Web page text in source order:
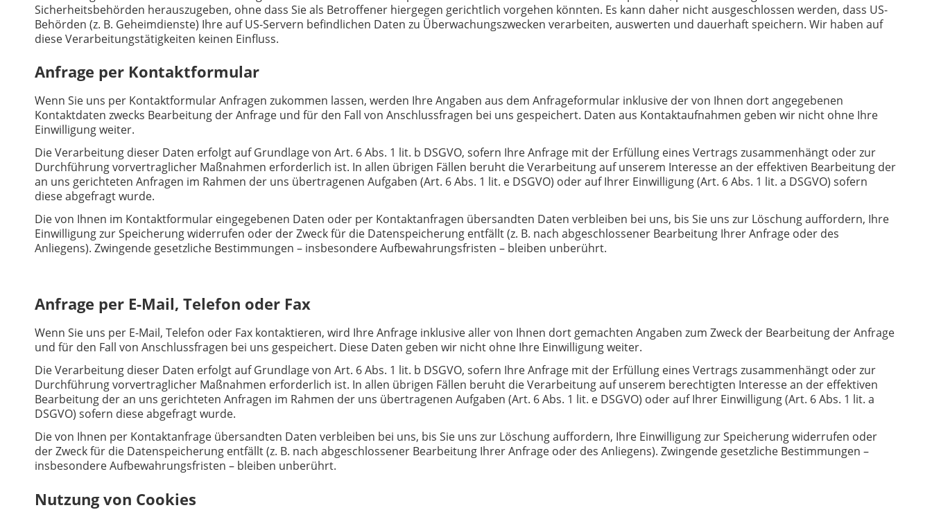
Sicherheitsbehörden herauszugeben, ohne dass Sie als Betroffener hiergegen gerichtlich vorgehen könnten. Es kann daher nicht ausgeschlossen werden, dass US-
Behörden (z. B. Geheimdienste) Ihre auf US-Servern befindlichen Daten zu Überwachungszwecken verarbeiten, auswerten und dauerhaft speichern. Wir haben auf
diese Verarbeitungstätigkeiten keinen Einfluss.
Anfrage per Kontaktformular
Wenn Sie uns per Kontaktformular Anfragen zukommen lassen, werden Ihre Angaben aus dem Anfrageformular inklusive der von Ihnen dort angegebenen
Kontaktdaten zwecks Bearbeitung der Anfrage und für den Fall von Anschlussfragen bei uns gespeichert. Daten aus Kontaktaufnahmen geben wir nicht ohne Ihre
Einwilligung weiter.
Die Verarbeitung dieser Daten erfolgt auf Grundlage von Art. 6 Abs. 1 lit. b DSGVO, sofern Ihre Anfrage mit der Erfüllung eines Vertrags zusammenhängt oder zur
Durchführung vorvertraglicher Maßnahmen erforderlich ist. In allen übrigen Fällen beruht die Verarbeitung auf unserem Interesse an der effektiven Bearbeitung der
an uns gerichteten Anfragen im Rahmen der uns übertragenen Aufgaben (Art. 6 Abs. 1 lit. e DSGVO) oder auf Ihrer Einwilligung (Art. 6 Abs. 1 lit. a DSGVO) sofern
diese abgefragt wurde.
Die von Ihnen im Kontaktformular eingegebenen Daten oder per Kontaktanfragen übersandten Daten verbleiben bei uns, bis Sie uns zur Löschung auffordern, Ihre
Einwilligung zur Speicherung widerrufen oder der Zweck für die Datenspeicherung entfällt (z. B. nach abgeschlossener Bearbeitung Ihrer Anfrage oder des
Anliegens). Zwingende gesetzliche Bestimmungen – insbesondere Aufbewahrungsfristen – bleiben unberührt.
Anfrage per E-Mail, Telefon oder Fax
Wenn Sie uns per E-Mail, Telefon oder Fax kontaktieren, wird Ihre Anfrage inklusive aller von Ihnen dort gemachten Angaben zum Zweck der Bearbeitung der Anfrage
und für den Fall von Anschlussfragen bei uns gespeichert. Diese Daten geben wir nicht ohne Ihre Einwilligung weiter.
Die Verarbeitung dieser Daten erfolgt auf Grundlage von Art. 6 Abs. 1 lit. b DSGVO, sofern Ihre Anfrage mit der Erfüllung eines Vertrags zusammenhängt oder zur
Durchführung vorvertraglicher Maßnahmen erforderlich ist. In allen übrigen Fällen beruht die Verarbeitung auf unserem berechtigten Interesse an der effektiven
Bearbeitung der an uns gerichteten Anfragen im Rahmen der uns übertragenen Aufgaben (Art. 6 Abs. 1 lit. e DSGVO) oder auf Ihrer Einwilligung (Art. 6 Abs. 1 lit. a
DSGVO) sofern diese abgefragt wurde.
Die von Ihnen per Kontaktanfrage übersandten Daten verbleiben bei uns, bis Sie uns zur Löschung auffordern, Ihre Einwilligung zur Speicherung widerrufen oder
der Zweck für die Datenspeicherung entfällt (z. B. nach abgeschlossener Bearbeitung Ihrer Anfrage oder des Anliegens). Zwingende gesetzliche Bestimmungen –
insbesondere Aufbewahrungsfristen – bleiben unberührt.
Nutzung von Cookies